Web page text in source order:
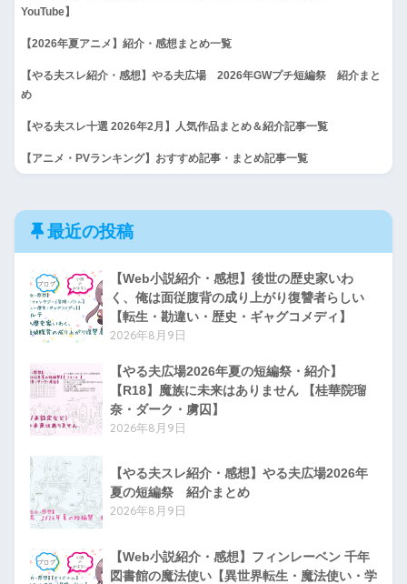
YouTube】
【2026年夏アニメ】紹介・感想まとめ一覧
【やる夫スレ紹介・感想】やる夫広場 2026年GWプチ短編祭 紹介まと
め
【やる夫スレ十選 2026年2月】人気作品まとめ＆紹介記事一覧
【アニメ・PVランキング】おすすめ記事・まとめ記事一覧
最近の投稿
【Web小説紹介・感想】後世の歴史家いわ
く、俺は面従腹背の成り上がり復讐者らしい
【転生・勘違い・歴史・ギャグコメディ】
2026年8月9日
【やる夫広場2026年夏の短編祭・紹介】
【R18】魔族に未来はありません 【桂華院瑠
奈・ダーク・虜囚】
2026年8月9日
【やる夫スレ紹介・感想】やる夫広場2026年
夏の短編祭 紹介まとめ
2026年8月9日
【Web小説紹介・感想】フィンレーベン 千年
図書館の魔法使い【異世界転生・魔法使い・学